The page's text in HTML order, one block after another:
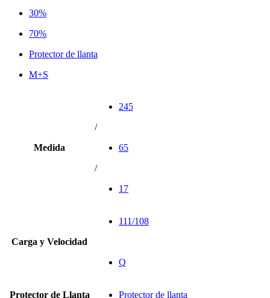
30%
70%
Protector de llanta
M+S
Medida
245
/
65
/
17
Carga y Velocidad
111/108
Q
Protector de Llanta Protector de llanta